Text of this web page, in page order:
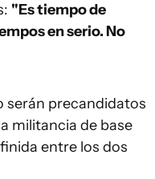
"Es tiempo de
en serio. No
serán precandidatos
militancia de base
entre los dos